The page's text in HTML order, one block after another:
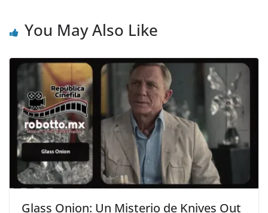
You May Also Like
Glass Onion: Un Misterio de Knives Out